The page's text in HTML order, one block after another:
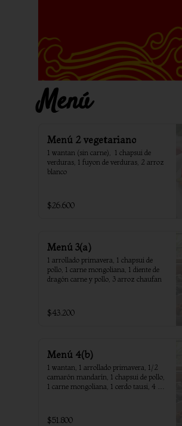
Menú
Menú 2 vegetariano
1 wantan (sin carne),  1 chapsui de
verduras, 1 fuyon de verduras, 2 arroz
blanco
$26.600
Menú 3(a)
1 arrollado primavera, 1 chapsui de
pollo, 1 carne mongoliana, 1 diente de
dragón carne y pollo, 3 arroz chaufan
$43.200
Menú 4(b)
1 wantan, 1 arrollado primavera, 1/2
camarón mandarín, 1 chapsui de pollo,
1 carne mongoliana, 1 cerdo tausi, 4
$51.800